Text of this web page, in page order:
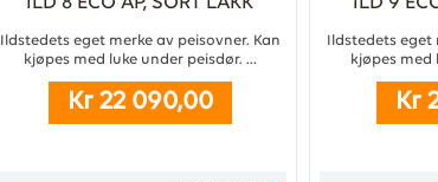
Ildstedets eget merke av peisovner. Kan
kjøpes med luke under peisdør. ...
Kr 22 090,00
Ildstedets eget
kjøpes med
Kr